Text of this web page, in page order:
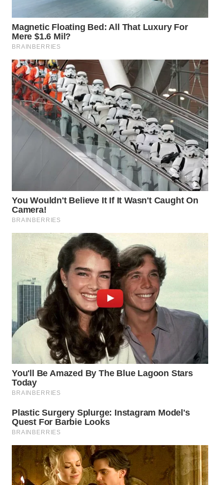
WN
PURWAKARTA
WN
PRIANGAN
TIMUR
WN
SEMARANG
WN
BOROBUDUR
MADURA
SURABAYA
WN
NATUNA
WN
MANDALIKA
WN
LIKUPANG
WN
LABUANBAJO
WN